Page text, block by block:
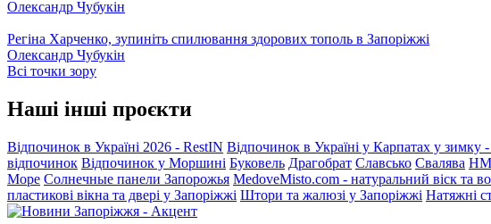
Олександр Чубукін
Регіна Харченко, зупиніть спилювання здорових тополь в Запоріжжі
Олександр Чубукін
Всі точки зору
Наші інші проєкти
Відпочинок в Україні 2026 - RestIN Відпочинок в Україні у Карпатах у зимку
відпочинок Відпочинок у Моршині Буковель Драгобрат Славсько Свалява
Море Солнечные панели Запорожья MedoveMisto.com - натуральний віск та
пластикові вікна та двері у Запоріжжі Штори та жалюзі у Запоріжжі Натяжні